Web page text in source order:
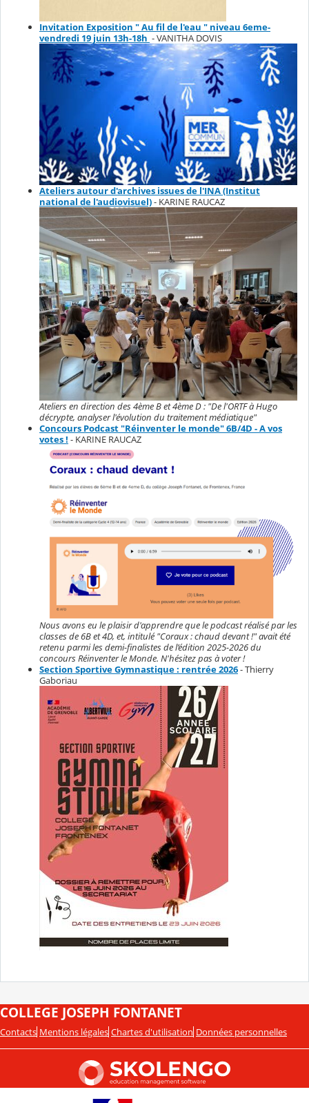
Invitation Exposition " Au fil de l'eau " niveau 6eme-
vendredi 19 juin 13h-18h - VANITHA DOVIS
Ateliers autour d'archives issues de l'INA (Institut
national de l'audiovisuel)- KARINE RAUCAZ
Ateliers en direction des 4ème B et 4ème D : "De l'ORTF à Hugo
décrypte, analyser l'évolution du traitement médiatique"
Concours Podcast "Réinventer le monde" 6B/4D - A vos
votes ! - KARINE RAUCAZ
Nous avons eu le plaisir d'apprendre que le podcast réalisé par les
classes de 6B et 4D, et, intitulé "Coraux : chaud devant !" avait été
retenu parmi les demi-finalistes de l’édition 2025-2026 du
concours Réinventer le Monde. N'hésitez pas à voter !
Section Sportive Gymnastique : rentrée 2026- Thierry
Gaboriau
COLLEGE JOSEPH FONTANET
Contacts Mentions légales Chartes d'utilisation Données personnelles